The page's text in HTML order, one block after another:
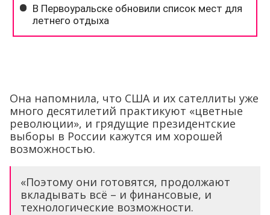
Она напомнила, что США и их сателлиты уже
много десятилетий практикуют «цветные
революции», и грядущие президентские
выборы в России кажутся им хорошей
возможностью.
«Поэтому они готовятся, продолжают
вкладывать всё – и финансовые, и
технологические возможности.